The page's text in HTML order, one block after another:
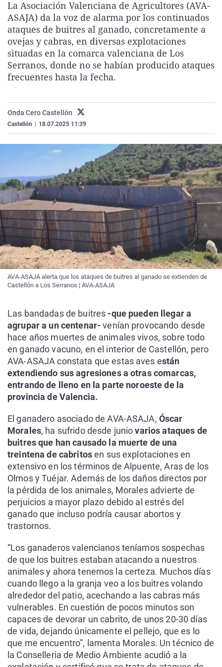
La rosa de los vientos
Gente viajera
Como el perro y el
Caso
Retornados
Equipo de
Operación Viuda
Extremadura
Galicia
La Rioja
Navarra
Virales
Televisión
Elecciones
La Asociación Valenciana de Agricultores (AVA-
ASAJA) da la voz de alarma por los continuados
ataques de buitres al ganado, concretamente a
ovejas y cabras, en diversas explotaciones
situadas en la comarca valenciana de Los
Serranos, donde no se habían producido ataques
frecuentes hasta la fecha.
Onda Cero Castellón
Castellón 18.07.2025 11:39
AVA-ASAJA alerta que los ataques de buitres al ganado se extienden de
Castellón a Los Serranos | AVA-ASAJA
Las bandadas de buitres -que pueden llegar a
agrupar a un centenar- venían provocando desde
hace años muertes de animales vivos, sobre todo
en ganado vacuno, en el interior de Castellón, pero
AVA-ASAJA constata que estas aves están
extendiendo sus agresiones a otras comarcas,
entrando de lleno en la parte noroeste de la
provincia de Valencia.
El ganadero asociado de AVA-ASAJA, Óscar
Morales, ha sufrido desde juniovarios ataques de
buitres que han causado la muerte de una
treintena de cabritosen sus explotaciones en
extensivo en los términos de Alpuente, Aras de los
Olmos y Tuéjar. Además de los daños directos por
la pérdida de los animales, Morales advierte de
perjuicios a mayor plazo debido al estrés del
ganado que incluso podría causar abortos y
trastornos.
“Los ganaderos valencianos teníamos sospechas
de que los buitres estaban atacando a nuestros
animales y ahora tenemos la certeza. Muchos días
cuando llego a la granja veo a los buitres volando
alrededor del patio, acechando a las cabras más
vulnerables. En cuestión de pocos minutos son
capaces de devorar un cabrito, de unos 20-30 días
de vida, dejando únicamente el pellejo, que es lo
que me encuentro”, lamenta Morales. Un técnico de
la Conselleria de Medio Ambiente acudió a la